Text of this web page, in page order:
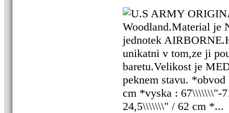
U.S ARMY
Woodland.Material je
jednotek
unikatni v tom,ze ji
baretu.Velikost je
peknem stavu.
cm *vyska : 67\\\\\\\"-
24,5\\\\\\\" / 62 cm *...